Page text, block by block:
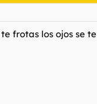
frotas los ojos se